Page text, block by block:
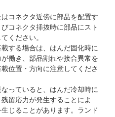
コネクタ近傍に部品を配置す
コネクタ挿抜時に部品にスト
ください。
する場合は、はんだ固化時に
働き、部品割れや接合異常を
位置・方向に注意してくださ
っていると、はんだ冷却時に
留応力が発生することによ
じることがあります。ランド